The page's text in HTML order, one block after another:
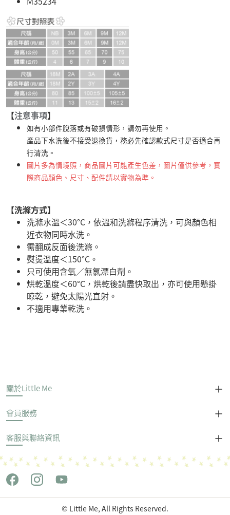
【注意事項】
如有小部件脫落或有破損情形，請勿再使用。
產品下水洗後不接受退換貨，務必先確認款式尺寸是否適合再
行清洗。
圖片多為情境照，商品圖片可能產生色差，圖片僅供參考，實
際商品顏色、尺寸、配件請以實物為準。
【洗滌方式】
洗滌水溫＜30°C，依溫和洗滌程序清洗，可與顏色相
近衣物同時水洗。
需翻成反面後洗滌。
熨燙溫度＜150°C。
只可使用含氧／無氯漂白劑。
烘乾溫度＜60°C，烘乾後請盡快取出，亦可使用懸掛
晾乾，避免太陽光直射。
不適用專業乾洗。
關於Little Me
會員服務
客服與聯絡資訊
© Little Me, All Rights Reserved.